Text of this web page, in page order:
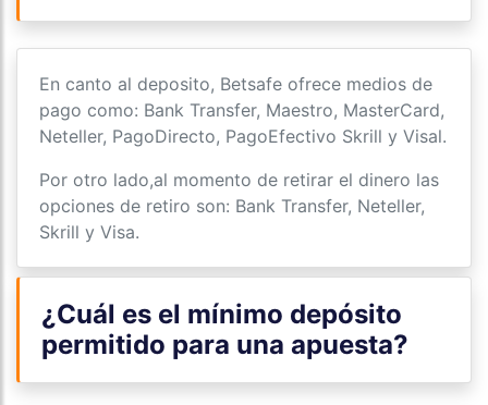
En canto al deposito, Betsafe ofrece medios de
pago como: Bank Transfer, Maestro, MasterCard,
Neteller, PagoDirecto, PagoEfectivo Skrill y Visal.
Por otro lado,al momento de retirar el dinero las
opciones de retiro son: Bank Transfer, Neteller,
Skrill y Visa.
¿Cuál es el mínimo depósito
permitido para una apuesta?